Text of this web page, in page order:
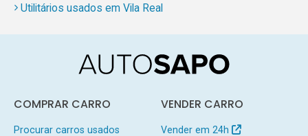
Utilitários usados em Vila Real
COMPRAR CARRO
Procurar carros usados
VENDER CARRO
Vender em 24h